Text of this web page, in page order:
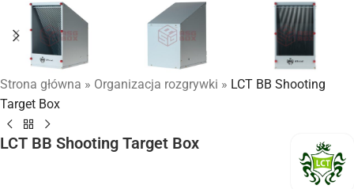
Strona główna » Organizacja rozgrywki » LCT BB Shooting
Target Box
LCT BB Shooting Target Box